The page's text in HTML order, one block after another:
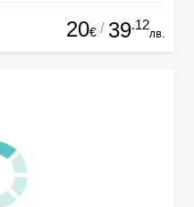
20€ / 39.12
лв.